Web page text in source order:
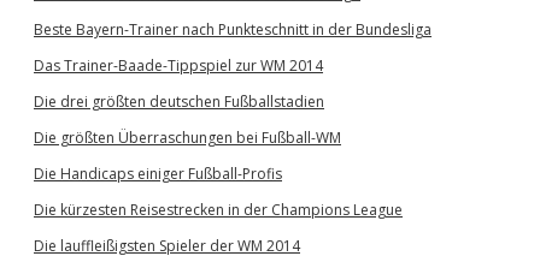
Beste Bayern-Trainer nach Punkteschnitt in der Bundesliga
Das Trainer-Baade-Tippspiel zur WM 2014
Die drei größten deutschen Fußballstadien
Die größten Überraschungen bei Fußball-WM
Die Handicaps einiger Fußball-Profis
Die kürzesten Reisestrecken in der Champions League
Die lauffleißigsten Spieler der WM 2014